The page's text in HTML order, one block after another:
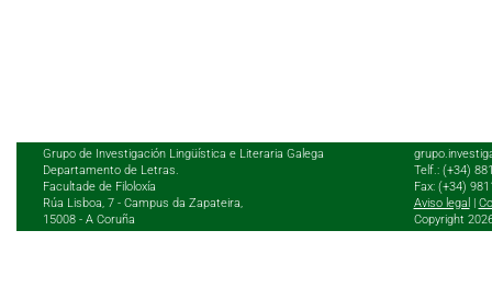
Grupo de Investigación Lingüística e Literaria Galega
Departamento de Letras.
Facultade de Filoloxía
Rúa Lisboa, 7 - Campus da Zapateira,
15008 - A Coruña
Telf.: (+34)
Fax: (+34)
Aviso legal
Copyright